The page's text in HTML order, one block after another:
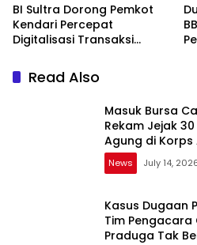
BI Sultra Dorong Pemkot
Kendari Percepat
Digitalisasi Transaksi
Efisiensi dan Daya Saing
Read Also
Masuk Bursa
Rekam Jejak
Agung di Korps
News July 14,
Kasus Dugaan
Tim Pengacara
Praduga Tak